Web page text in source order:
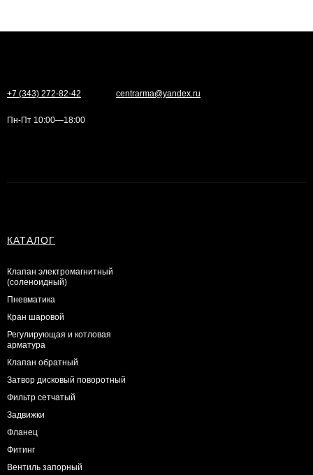
+7 (343) 272-82-42 centrarma@yandex.ru
Пн-Пт 10:00—18:00
КАТАЛОГ
Клапан электромагнитный
(соленоидный)
Пневматика
Кран шаровой
Регулирующая и котловая
арматура
Клапан обратный
Затвор дисковый поворотный
Фильтр сетчатый
Задвижки
Фланец
Фитинг
Вентиль запорный